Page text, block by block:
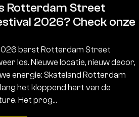
Rotterdam Street
2026? Check onze
barst Rotterdam Street
los. Nieuwe locatie, nieuw decor,
energie: Skateland Rotterdam
het kloppend hart van de
Het prog…